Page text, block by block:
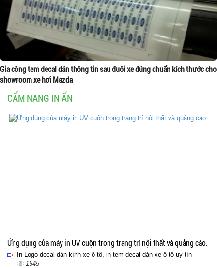
Gia công tem decal dán thông tin sau đuôi xe đúng chuẩn kích thước cho
showroom xe hơi Mazda
CẨM NANG IN ẤN
Ứng dụng của máy in UV cuộn trong trang trí nội thất và quảng cáo.
In Logo decal dán kính xe ô tô, in tem decal dán xe ô tô uy tín
1545